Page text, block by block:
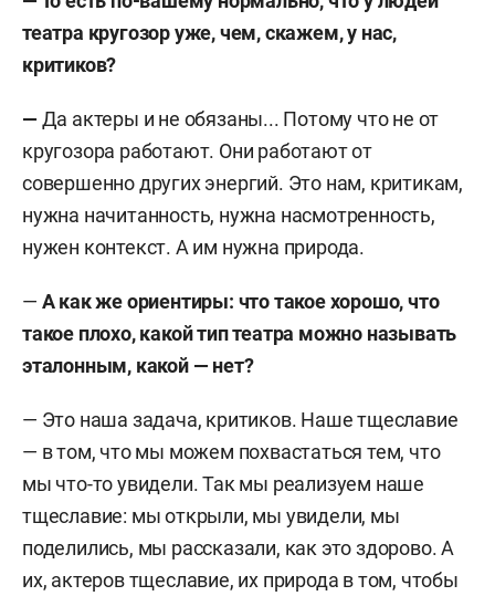
театра кругозор уже, чем, скажем, у нас,
критиков?
— Да актеры и не обязаны... Потому что не от
кругозора работают. Они работают от
совершенно других энергий. Это нам, критикам,
нужна начитанность, нужна насмотренность,
нужен контекст. А им нужна природа.
— А как же ориентиры: что такое хорошо, что
такое плохо, какой тип театра можно называть
эталонным, какой — нет?
— Это наша задача, критиков. Наше тщеславие
— в том, что мы можем похвастаться тем, что
мы что-то увидели. Так мы реализуем наше
тщеславие: мы открыли, мы увидели, мы
поделились, мы рассказали, как это здорово. А
их, актеров тщеславие, их природа в том, чтобы